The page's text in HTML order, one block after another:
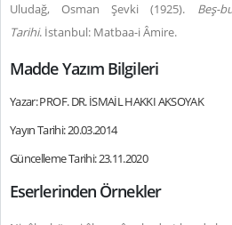
Uludağ, Osman Şevki (1925). Beş-
Tarihi. İstanbul: Matbaa-i Âmire.
Madde Yazım Bilgileri
Yazar: PROF. DR. İSMAİL HAKKI AKSOYAK
Yayın Tarihi: 20.03.2014
Güncelleme Tarihi: 23.11.2020
Eserlerinden Örnekler